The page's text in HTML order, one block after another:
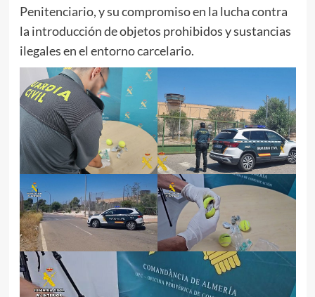
Penitenciario, y su compromiso en la lucha contra
la introducción de objetos prohibidos y sustancias
ilegales en el entorno carcelario.